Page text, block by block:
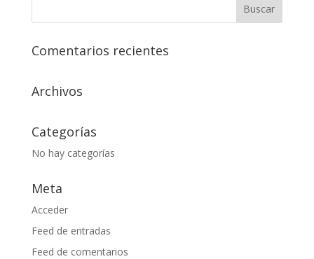
Comentarios recientes
Archivos
Categorías
No hay categorías
Meta
Acceder
Feed de entradas
Feed de comentarios